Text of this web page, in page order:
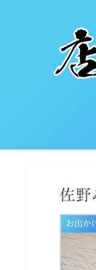
佐野
お出か